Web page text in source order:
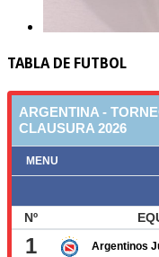
TABLA DE FUTBOL